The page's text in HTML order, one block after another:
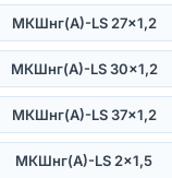
МКШнг(А)-LS 27×1,2
МКШнг(А)-LS 30×1,2
МКШнг(А)-LS 37×1,2
МКШнг(А)-LS 2×1,5